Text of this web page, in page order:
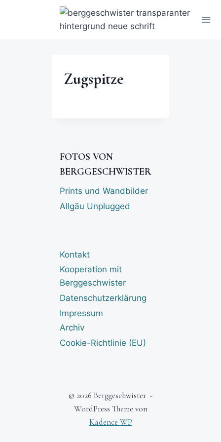
Zugspitze
FOTOS VON
BERGGESCHWISTER
Prints und Wandbilder
Allgäu Unplugged
Kontakt
Kooperation mit
Berggeschwister
Datenschutzerklärung
Impressum
Archiv
Cookie-Richtlinie (EU)
© 2026 Berggeschwister -
WordPress Theme von
Kadence WP